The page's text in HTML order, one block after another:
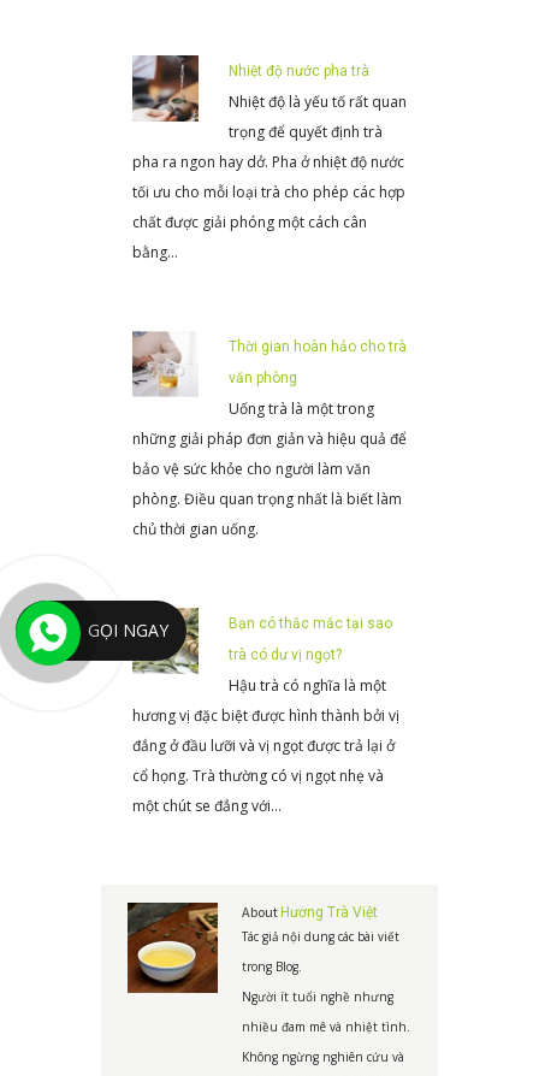
Nhiệt độ nước pha trà
Nhiệt độ là yếu tố rất quan
trọng để quyết định trà
pha ra ngon hay dở. Pha ở nhiệt độ nước
tối ưu cho mỗi loại trà cho phép các hợp
chất được giải phóng một cách cân
bằng…
Thời gian hoàn hảo cho trà
văn phòng
Uống trà là một trong
những giải pháp đơn giản và hiệu quả để
bảo vệ sức khỏe cho người làm văn
phòng. Điều quan trọng nhất là biết làm
chủ thời gian uống.
Bạn có thắc mắc tại sao
trà có dư vị ngọt?
Hậu trà có nghĩa là một
hương vị đặc biệt được hình thành bởi vị
đắng ở đầu lưỡi và vị ngọt được trả lại ở
cổ họng. Trà thường có vị ngọt nhẹ và
một chút se đắng với…
AboutHương Trà Việt
Tác giả nội dung các bài viết
trong Blog.
Người ít tuổi nghề nhưng
nhiều đam mê và nhiệt tình.
Không ngừng nghiên cứu và
GỌI NGAY